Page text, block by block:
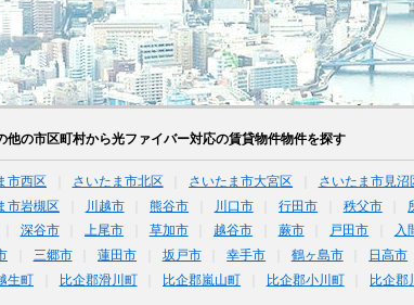
他の市区町村から光ファイバー対応の賃貸物件物件を探す
市西区 さいたま市北区 さいたま市大宮区 さいたま市見沼
市岩槻区
川越市 熊谷市 川口市 行田市 秩父市
深谷市 上尾市 草加市 越谷市 蕨市 戸田市 入
三郷市 蓮田市 坂戸市 幸手市 鶴ヶ島市 日高市
生町
比企郡滑川町 比企郡嵐山町 比企郡小川町 比企郡